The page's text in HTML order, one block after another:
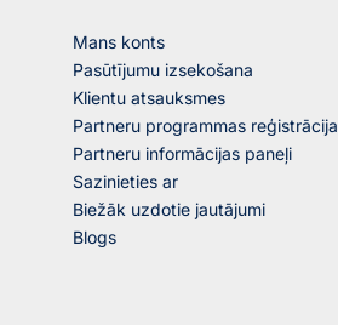
Mans konts
Pasūtījumu izsekošana
Klientu atsauksmes
Partneru programmas reģistrācija
Partneru informācijas paneļi
Sazinieties ar
Biežāk uzdotie jautājumi
Blogs